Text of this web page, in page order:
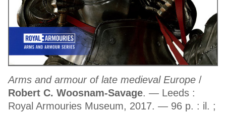
Arms and armour of late medieval Europe /
Robert C. Woosnam-Savage. — Leeds :
Royal Armouries Museum, 2017. — 96 p. : il. ;